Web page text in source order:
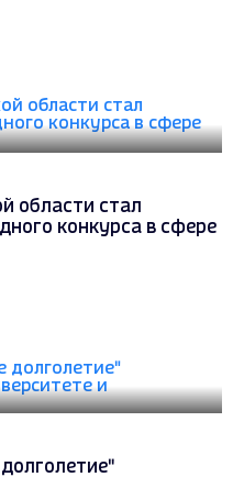
области стал
конкурса в сфере